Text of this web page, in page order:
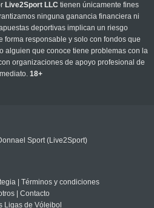
Live2Sport LLC tienen únicamente fines
ninguna ganancia financiera ni
deportivas implican un riesgo
forma responsable y solo con fondos que
alguien que conoce tiene problemas con la
organizaciones de apoyo profesional de
18+
Sport (Live2Sport)
| Términos y condiciones
| Contacto
Ligas de Vóleibol